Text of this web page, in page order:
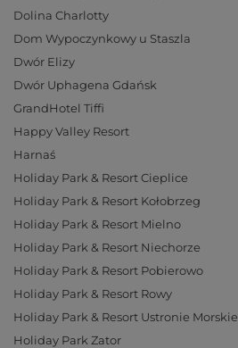
Dolina Charlotty
Dom Wypoczynkowy u Staszla
Dwór Elizy
Dwór Uphagena Gdańsk
GrandHotel Tiffi
Happy Valley Resort
Harnaś
Holiday Park & Resort Cieplice
Holiday Park & Resort Kołobrzeg
Holiday Park & Resort Mielno
Holiday Park & Resort Niechorze
Holiday Park & Resort Pobierowo
Holiday Park & Resort Rowy
Holiday Park & Resort Ustronie Morskie
Holiday Park Zator